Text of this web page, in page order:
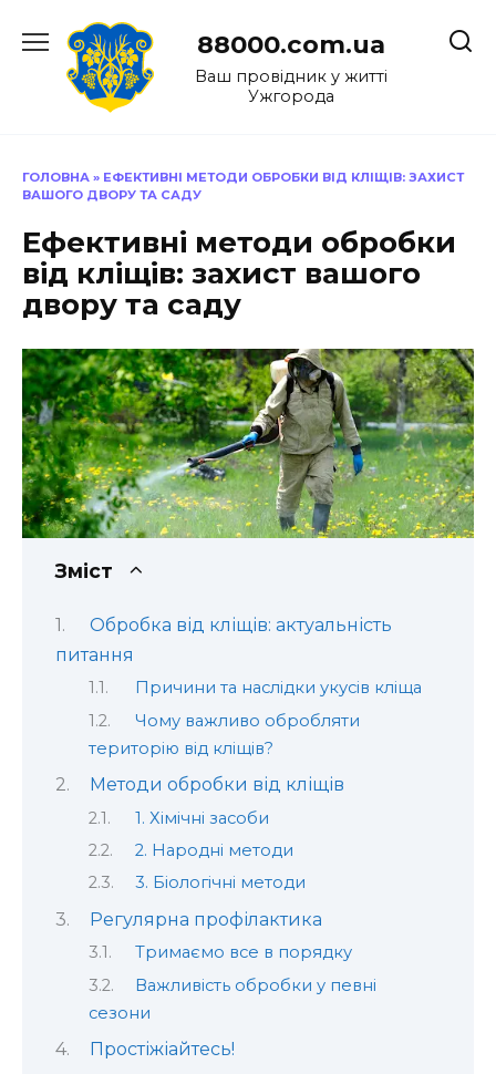
до
88000.com.ua
Ваш провідник у житті
Ужгорода
ГОЛОВНА » ЕФЕКТИВНІ МЕТОДИ ОБРОБКИ ВІД КЛІЩІВ: ЗАХИСТ
ВАШОГО ДВОРУ ТА САДУ
Ефективні методи обробки
від кліщів: захист вашого
двору та саду
Зміст
Обробка від кліщів: актуальність
питання
Причини та наслідки укусів кліща
Чому важливо обробляти
територію від кліщів?
Методи обробки від кліщів
1. Хімічні засоби
2. Народні методи
3. Біологічні методи
Регулярна профілактика
Тримаємо все в порядку
Важливість обробки у певні
сезони
Простіжіайтесь!